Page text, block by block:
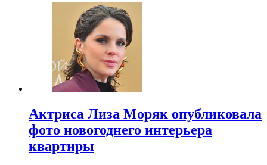
Актриса Лиза Моряк опубликовала
фото новогоднего интерьера
квартиры